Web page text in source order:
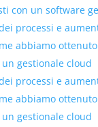
con un software
processi e
abbiamo ottenuto
gestionale cloud
processi e
abbiamo ottenuto
gestionale cloud